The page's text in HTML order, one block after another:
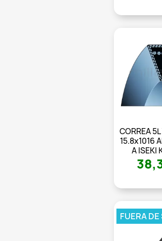
CORREA
15.8x1016
A ISEKI
FUERA